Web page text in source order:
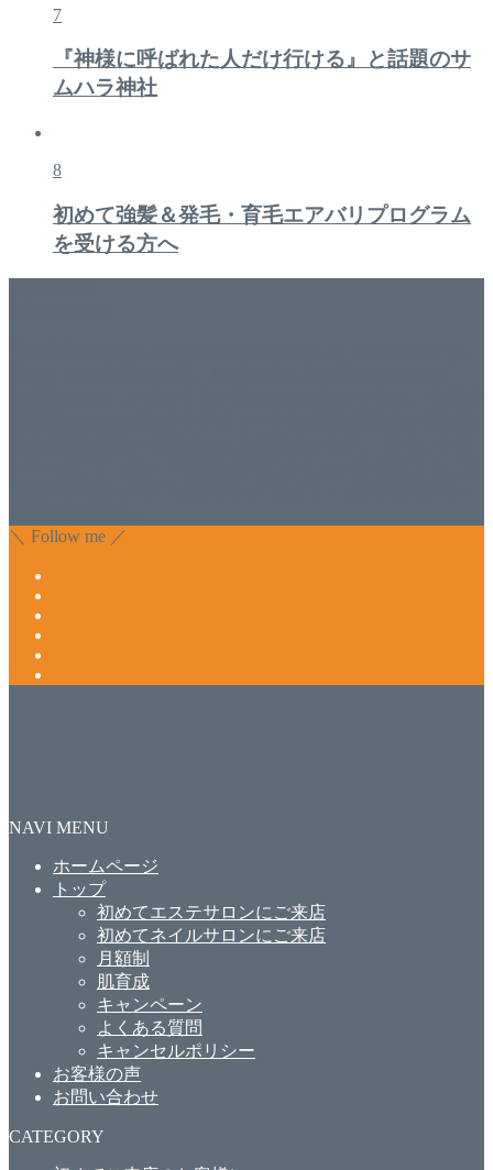
7
『神様に呼ばれた人だけ行ける』と話題のサ
ムハラ神社
8
初めて強髪＆発毛・育毛エアバリプログラム
を受ける方へ
＼ Follow me ／
NAVI MENU
ホームページ
トップ
初めてエステサロンにご来店
初めてネイルサロンにご来店
月額制
肌育成
キャンペーン
よくある質問
キャンセルポリシー
お客様の声
お問い合わせ
CATEGORY